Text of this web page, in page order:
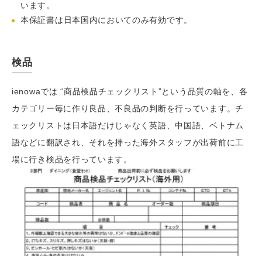
います。
本保証書は日本国内においてのみ有効です。
検品
ienowaでは “商品検品チェックリスト”という品質の軸を、各
カテゴリー毎に作り良品、不良品の判断を行っています。チ
ェックリストは日本語だけじゃなく英語、中国語、ベトナム
語などに翻訳され、それを持った海外スタッフが出荷前に工
場に行き検品を行っています。